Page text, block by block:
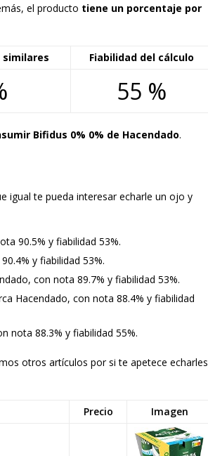
el producto tiene un porcentaje por
similares Fiabilidad del cálculo
55 %
Bifidus 0% 0% de Hacendado.
igual te pueda interesar echarle un ojo y
90.5% y fiabilidad 53%.
y fiabilidad 53%.
con nota 89.7% y fiabilidad 53%.
Hacendado, con nota 88.4% y fiabilidad
nota 88.3% y fiabilidad 55%.
otros artículos por si te apetece echarles
Precio Imagen